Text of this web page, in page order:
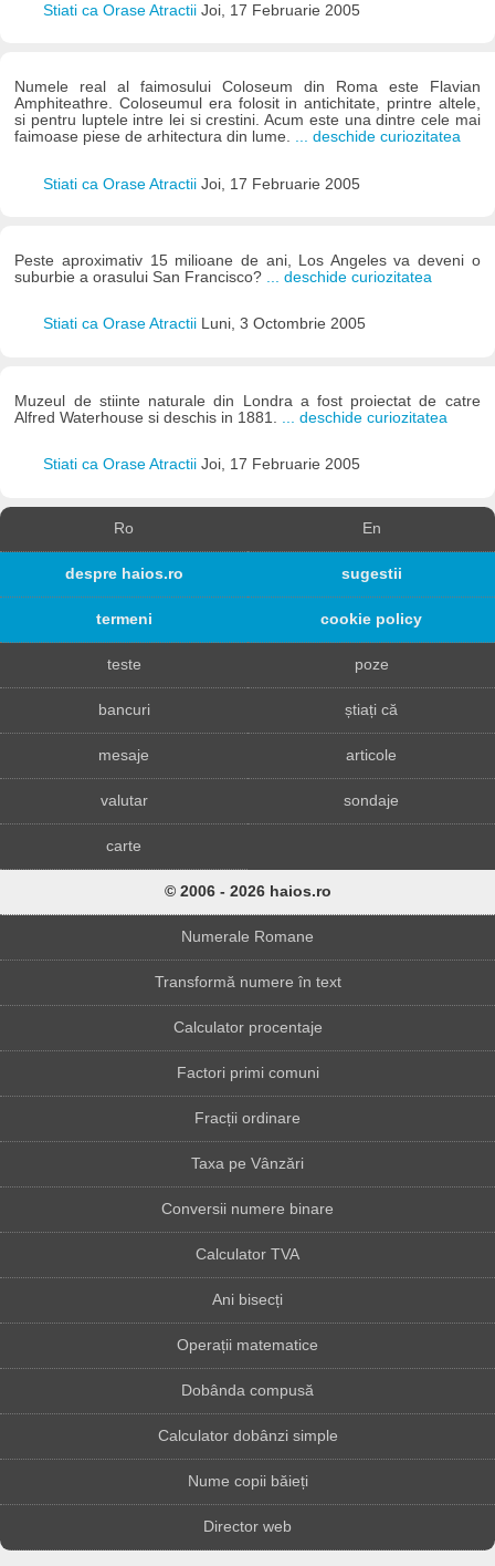
Stiati ca Orase Atractii Joi, 17 Februarie 2005
Numele real al faimosului Coloseum din Roma este Flavian
Amphiteathre. Coloseumul era folosit in antichitate, printre altele,
si pentru luptele intre lei si crestini. Acum este una dintre cele mai
faimoase piese de arhitectura din lume. ... deschide curiozitatea
Stiati ca Orase Atractii Joi, 17 Februarie 2005
Peste aproximativ 15 milioane de ani, Los Angeles va deveni o
suburbie a orasului San Francisco? ... deschide curiozitatea
Stiati ca Orase Atractii Luni, 3 Octombrie 2005
Muzeul de stiinte naturale din Londra a fost proiectat de catre
Alfred Waterhouse si deschis in 1881.
... deschide curiozitatea
Stiati ca Orase Atractii Joi, 17 Februarie 2005
Ro En
despre haios.ro sugestii
termeni cookie policy
teste poze
bancuri știați că
mesaje articole
valutar sondaje
carte
© 2006 - 2026 haios.ro
Numerale Romane
Transformă numere în text
Calculator procentaje
Factori primi comuni
Fracții ordinare
Taxa pe Vânzări
Conversii numere binare
Calculator TVA
Ani bisecți
Operații matematice
Dobânda compusă
Calculator dobânzi simple
Nume copii băieți
Director web